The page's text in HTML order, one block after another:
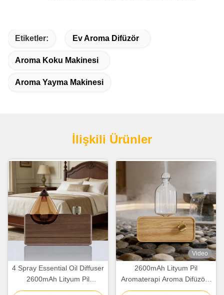
Etiketler: Ev Aroma Difüzör
Aroma Koku Makinesi
Aroma Yayma Makinesi
İlişkili Ürünler
4 Spray Essential Oil Diffuser
2600mAh Lityum Pil
Aromaterapi Diffuser Ev için
Video
2600mAh Lityum Pil
Aromaterapi Aroma Difüzörü
Minimalist Soğuk Hava Koku